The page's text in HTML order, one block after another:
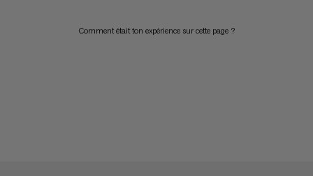
Comment était ton expérience sur cette page ?